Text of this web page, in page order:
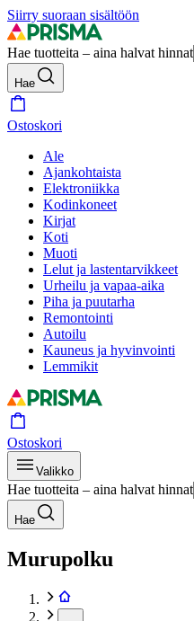
Siirry suoraan sisältöön
Hae tuotteita – aina halvat hinnat
Hae
Ostoskori
Ale
Ajankohtaista
Elektroniikka
Kodinkoneet
Kirjat
Koti
Muoti
Lelut ja lastentarvikkeet
Urheilu ja vapaa-aika
Piha ja puutarha
Remontointi
Autoilu
Kauneus ja hyvinvointi
Lemmikit
Ostoskori
Valikko
Hae tuotteita – aina halvat hinnat
Hae
Murupolku